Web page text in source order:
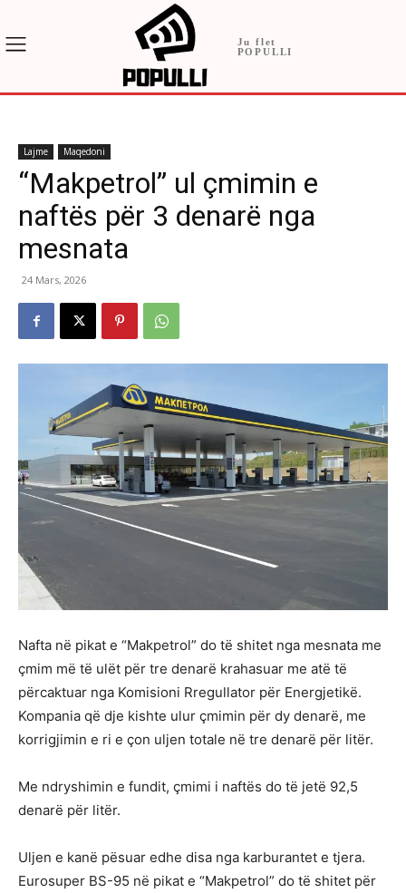
Ju flet
POPULLI
Lajme Maqedoni
“Makpetrol” ul çmimin e
naftës për 3 denarë nga
mesnata
24 Mars, 2026
Nafta në pikat e “Makpetrol” do të shitet nga mesnata me
çmim më të ulët për tre denarë krahasuar me atë të
përcaktuar nga Komisioni Rregullator për Energjetikë.
Kompania që dje kishte ulur çmimin për dy denarë, me
korrigjimin e ri e çon uljen totale në tre denarë për litër.
Me ndryshimin e fundit, çmimi i naftës do të jetë 92,5
denarë për litër.
Uljen e kanë pësuar edhe disa nga karburantet e tjera.
Eurosuper BS-95 në pikat e “Makpetrol” do të shitet për